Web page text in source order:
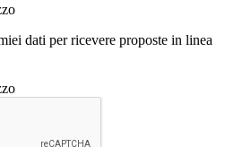
dati per ricevere proposte in linea